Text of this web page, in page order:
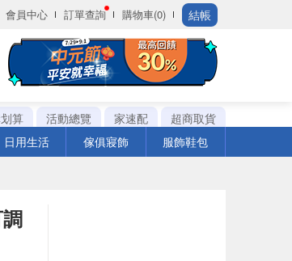
會員中心 訂單查詢 購物車(0) 結帳
算 活動總覽 家速配
超商取貨
日用生活 傢俱寢飾 服飾鞋包